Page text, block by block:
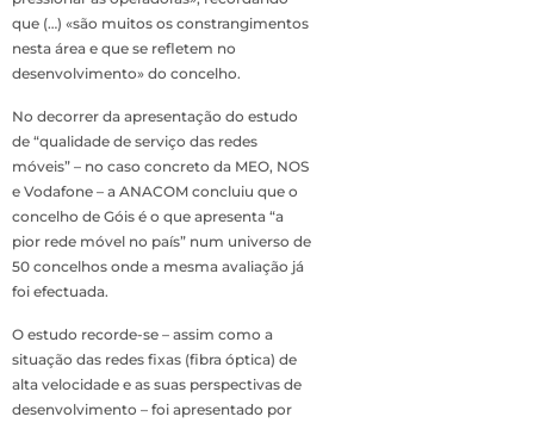
que (…) «são muitos os constrangimentos
nesta área e que se refletem no
desenvolvimento» do concelho.
No decorrer da apresentação do estudo
de “qualidade de serviço das redes
móveis” – no caso concreto da MEO, NOS
e Vodafone – a ANACOM concluiu que o
concelho de Góis é o que apresenta “a
pior rede móvel no país” num universo de
50 concelhos onde a mesma avaliação já
foi efectuada.
O estudo recorde-se – assim como a
situação das redes fixas (fibra óptica) de
alta velocidade e as suas perspectivas de
desenvolvimento – foi apresentado por